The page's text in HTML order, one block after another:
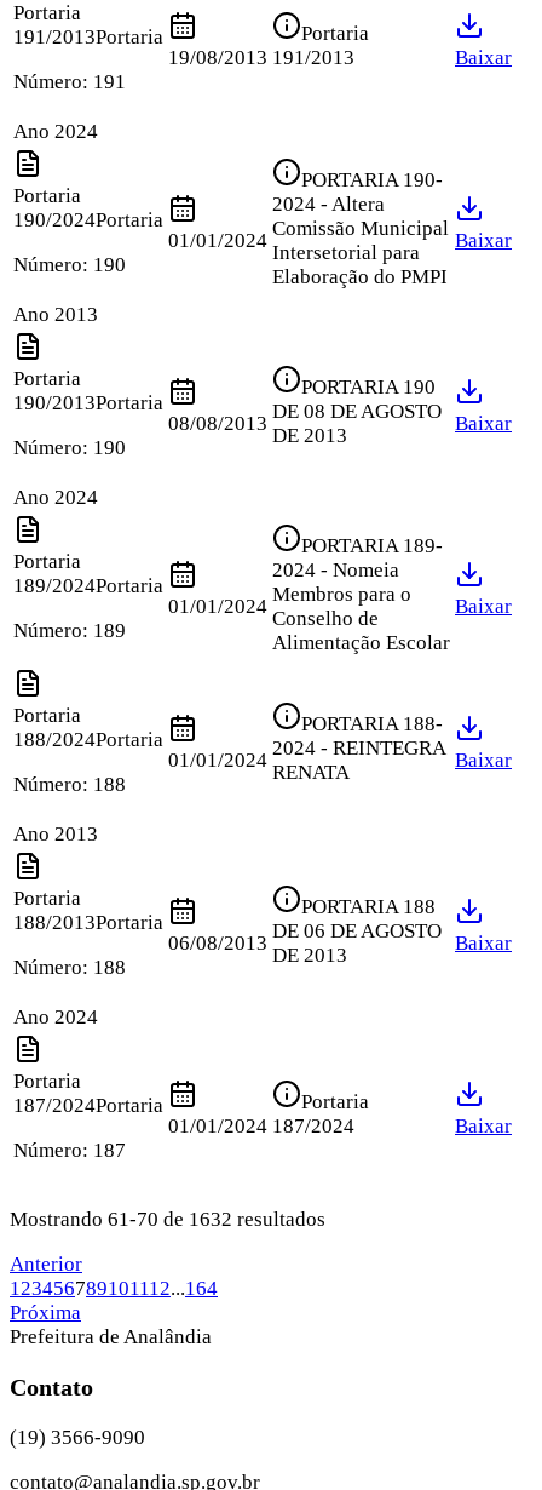
Portaria
191/2013Portaria
Número: 191
19/08/2013
Portaria
191/2013
Baixar
Ano 2024
Portaria
190/2024Portaria
Número: 190
01/01/2024
PORTARIA 190-
2024 - Altera
Comissão Municipal
Intersetorial para
Elaboração do PMPI
Baixar
Ano 2013
Portaria
190/2013Portaria
Número: 190
08/08/2013
PORTARIA 190
DE 08 DE AGOSTO
DE 2013
Baixar
Ano 2024
Portaria
189/2024Portaria
Número: 189
01/01/2024
PORTARIA 189-
2024 - Nomeia
Membros para o
Conselho de
Alimentação Escolar
Baixar
Portaria
188/2024Portaria
Número: 188
01/01/2024
PORTARIA 188-
2024 - REINTEGRA
RENATA
Baixar
Ano 2013
Portaria
188/2013Portaria
Número: 188
06/08/2013
PORTARIA 188
DE 06 DE AGOSTO
DE 2013
Baixar
Ano 2024
Portaria
187/2024Portaria
Número: 187
01/01/2024
Portaria
187/2024
Baixar
Mostrando 61-70 de 1632 resultados
Anterior
123456789101112...164
Próxima
Prefeitura de Analândia
Contato
(19) 3566-9090
contato@analandia.sp.gov.br